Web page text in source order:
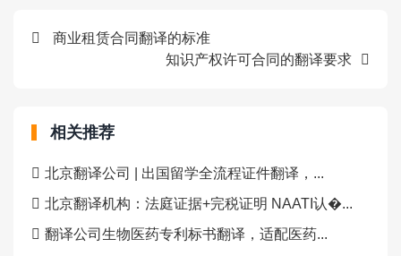
商业租赁合同翻译的标准
知识产权许可合同的翻译要求
相关推荐
北京翻译公司 | 出国留学全流程证件翻译，...
北京翻译机构：法庭证据+完税证明 NAATI认�...
翻译公司生物医药专利标书翻译，适配医药...